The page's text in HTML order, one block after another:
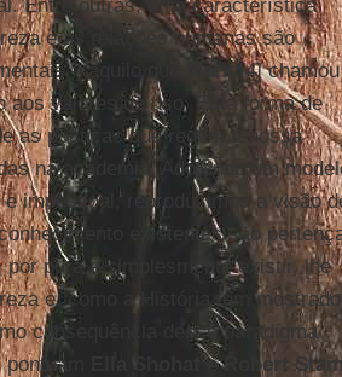
Entre outras, uma característica
e as relações humanas são
– aquilo que
Marx [4]
aos valores de uso. Esta forma de
as políticas que regem a nossa
na academia. Adotando um
impessoal, reproduzimos a visão
existentes são
pura e simplesmente existir, lhe
e, como a História têm mostrado
consequência desse paradigma
Ella Shohat eRobert